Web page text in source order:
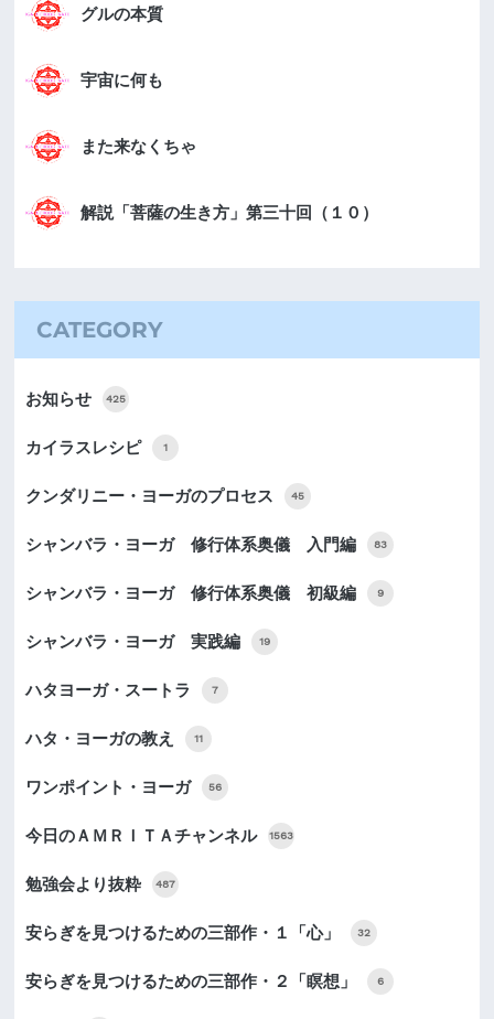
グルの本質
宇宙に何も
また来なくちゃ
解説「菩薩の生き方」第三十回（１０）
CATEGORY
お知らせ 425
カイラスレシピ 1
クンダリニー・ヨーガのプロセス 45
シャンバラ・ヨーガ 修行体系奥儀 入門編 83
シャンバラ・ヨーガ 修行体系奥儀 初級編 9
シャンバラ・ヨーガ 実践編 19
ハタヨーガ・スートラ 7
ハタ・ヨーガの教え 11
ワンポイント・ヨーガ 56
今日のＡＭＲＩＴＡチャンネル 1563
勉強会より抜粋 487
安らぎを見つけるための三部作・１「心」 32
安らぎを見つけるための三部作・２「瞑想」 6